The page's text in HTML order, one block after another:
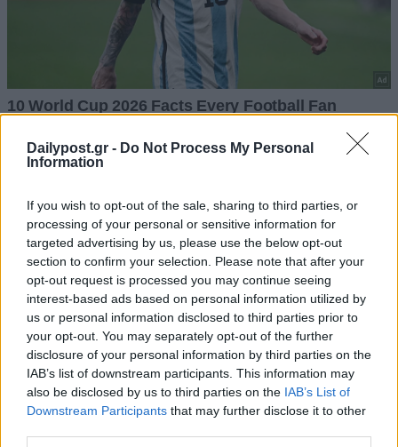
Dailypost.gr - Do Not Process My Personal
Information
If you wish to opt-out of the sale, sharing to third parties, or
processing of your personal or sensitive information for
targeted advertising by us, please use the below opt-out
section to confirm your selection. Please note that after your
opt-out request is processed you may continue seeing
interest-based ads based on personal information utilized by
us or personal information disclosed to third parties prior to
your opt-out. You may separately opt-out of the further
disclosure of your personal information by third parties on the
IAB’s list of downstream participants. This information may
also be disclosed by us to third parties on the IAB’s List of
Downstream Participants that may further disclose it to other